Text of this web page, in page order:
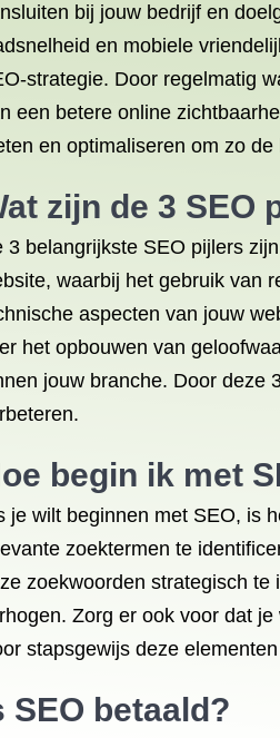
bij jouw bedrijf en
en mobiele
strategie. Door regelmatig
een betere online
en optimaliseren om zo
zijn de 3 SEO
3 belangrijkste SEO pijlers
waarbij het gebruik van
aspecten van jouw
het opbouwen van
jouw branche. Door deze
begin ik met
je wilt beginnen met SEO, is
zoektermen te
zoekwoorden strategisch
Zorg er ook voor dat
stapsgewijs deze
SEO betaald?